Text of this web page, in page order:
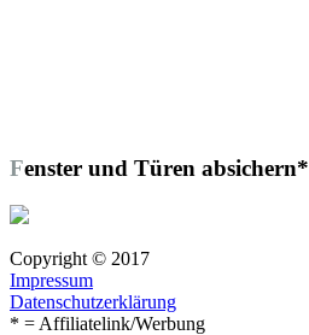
Fenster und Türen absichern*
Copyright © 2017
Impressum
Datenschutzerklärung
* = Affiliatelink/Werbung